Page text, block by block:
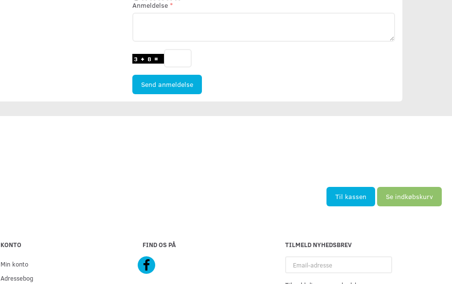
Anmeldelse
Send anmeldelse
Til kassen Se indkøbskurv
KONTO
Min konto
Adressebog
FIND OS PÅ
TILMELD NYHEDSBREV
adresse